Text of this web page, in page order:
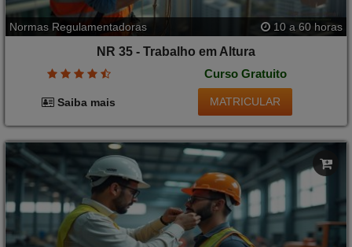
Normas Regulamentadoras 10 a 60 horas
NR 35 - Trabalho em Altura
Curso Gratuito
Saiba mais MATRICULAR